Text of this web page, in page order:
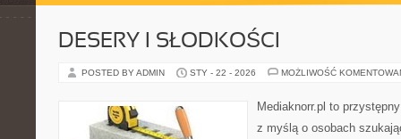
DESERY I SŁODKOŚCI
POSTED BY ADMIN STY - 22 - 2026 MOŻLIWOŚĆ
Mediaknorr.pl to
z myślą o osobach